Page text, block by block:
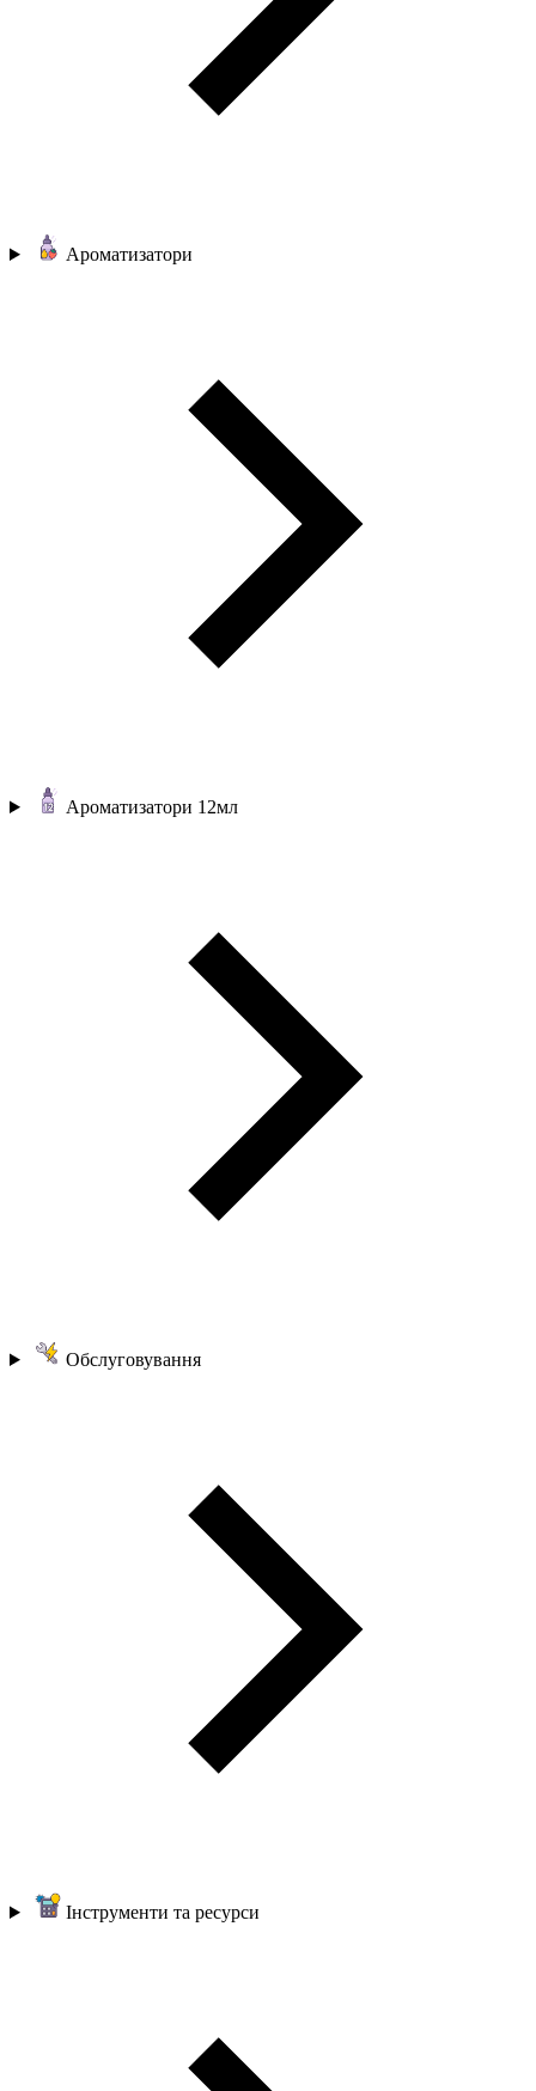
Ароматизатори
Ароматизатори 12мл
Обслуговування
Інструменти та ресурси